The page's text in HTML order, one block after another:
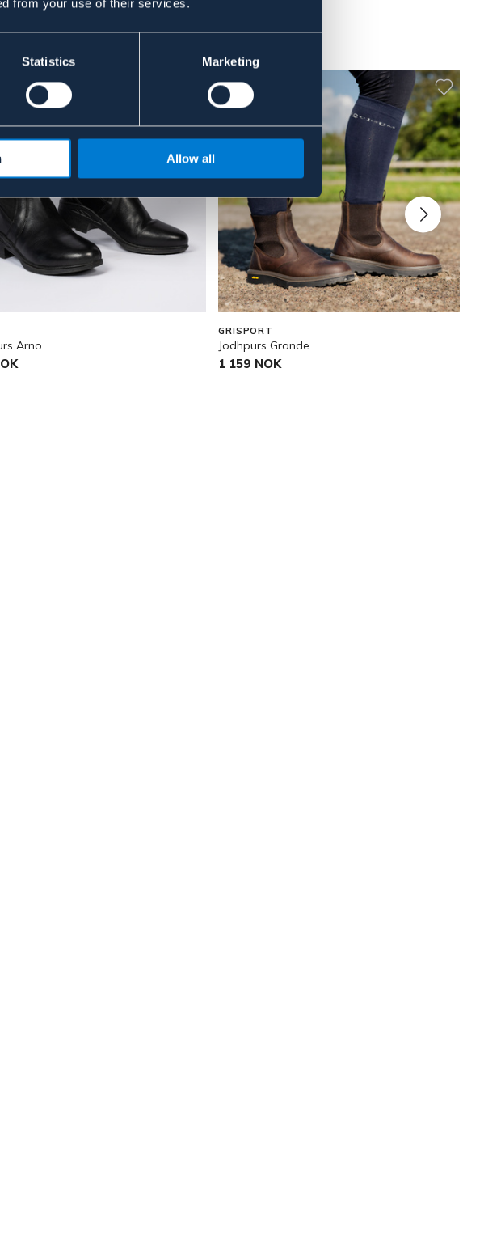
from your use of their services.
Statistics Marketing
Allow all
Arno
GRISPORT
Jodhpurs Grande
1 159 NOK